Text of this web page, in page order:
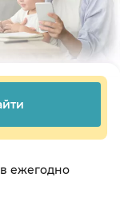
ежегодно